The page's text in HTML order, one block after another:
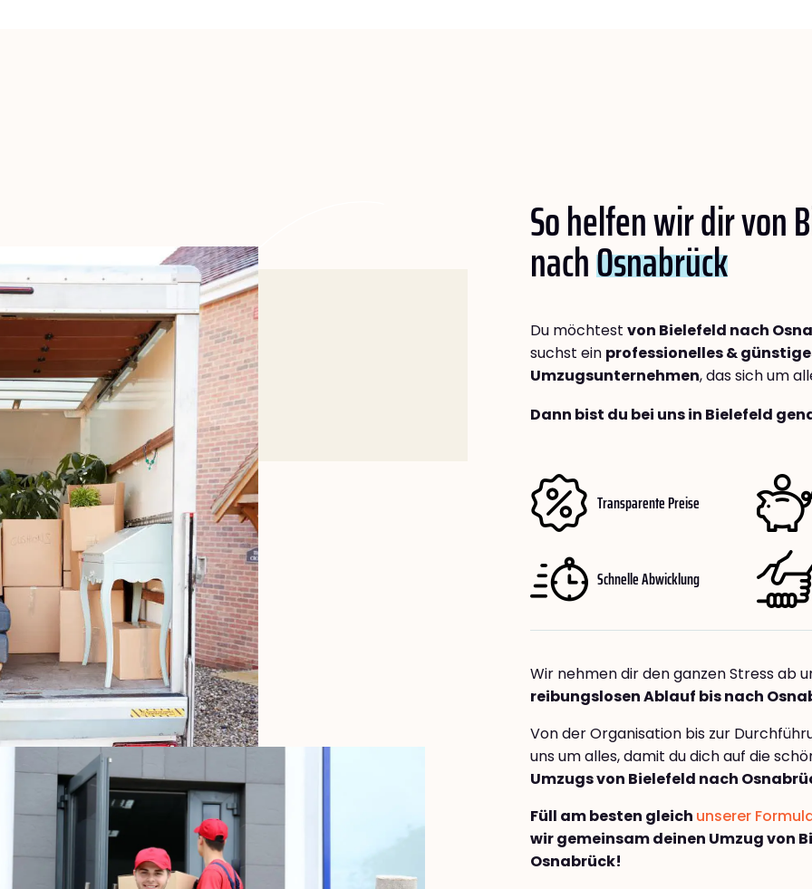
So helfen wir dir von
nachOsnabrück
Du möchtest von Bielefeld nach
suchst ein professionelles &
Umzugsunternehmen, das sich um
Dann bist du bei uns in Bielefeld
Transparente Preise
Schnelle Abwicklung
Wir nehmen dir den ganzen Stress ab
reibungslosen Ablauf bis nach
Von der Organisation bis zur
uns um alles, damit du dich auf die
Umzugs von Bielefeld nach
Füll am besten gleich unserer
wir gemeinsam deinen Umzug von
Osnabrück!